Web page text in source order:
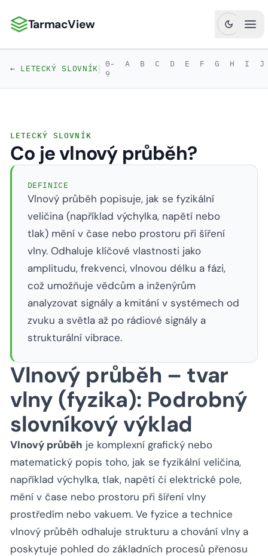
TarmacView: Precizní letecká analytika
TarmacView
← LETECKÝ SLOVNÍK| 0-
9
A B C D E F G H I J
LETECKÝ SLOVNÍK
Co je vlnový průběh?
DEFINICE
Vlnový průběh popisuje, jak se fyzikální
veličina (například výchylka, napětí nebo
tlak) mění v čase nebo prostoru při šíření
vlny. Odhaluje klíčové vlastnosti jako
amplitudu, frekvenci, vlnovou délku a fázi,
což umožňuje vědcům a inženýrům
analyzovat signály a kmitání v systémech od
zvuku a světla až po rádiové signály a
strukturální vibrace.
Vlnový průběh – tvar
vlny (fyzika): Podrobný
slovníkový výklad
Vlnový průběh je komplexní grafický nebo
matematický popis toho, jak se fyzikální veličina,
například výchylka, tlak, napětí či elektrické pole,
mění v čase nebo prostoru při šíření vlny
prostředím nebo vakuem. Ve fyzice a technice
vlnový průběh odhaluje strukturu a chování vlny a
poskytuje pohled do základních procesů přenosu